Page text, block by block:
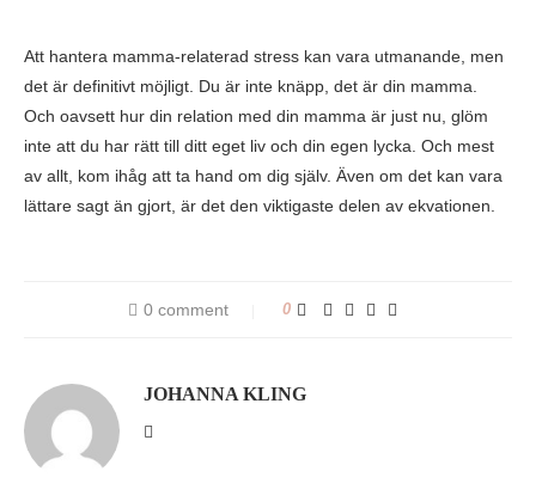
Att hantera mamma-relaterad stress kan vara utmanande, men
det är definitivt möjligt. Du är inte knäpp, det är din mamma.
Och oavsett hur din relation med din mamma är just nu, glöm
inte att du har rätt till ditt eget liv och din egen lycka. Och mest
av allt, kom ihåg att ta hand om dig själv. Även om det kan vara
lättare sagt än gjort, är det den viktigaste delen av ekvationen.
0 comment 0
JOHANNA KLING